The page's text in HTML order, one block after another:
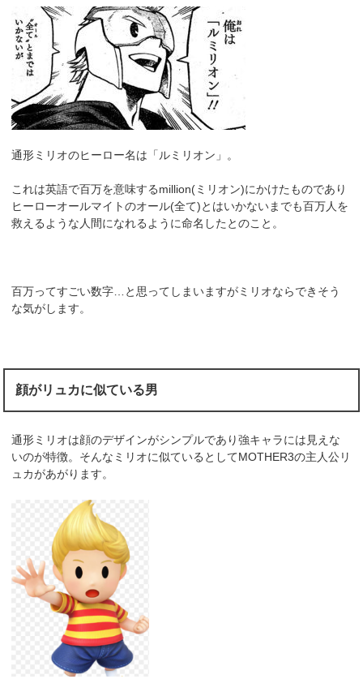
通形ミリオのヒーロー名は「ルミリオン」。
これは英語で百万を意味するmillion(ミリオン)にかけたものであり
ヒーローオールマイトのオール(全て)とはいかないまでも百万人を
救えるような人間になれるように命名したとのこと。
百万ってすごい数字…と思ってしまいますがミリオならできそう
な気がします。
顔がリュカに似ている男
通形ミリオは顔のデザインがシンプルであり強キャラには見えな
いのが特徴。そんなミリオに似ているとしてMOTHER3の主人公リ
ュカがあがります。